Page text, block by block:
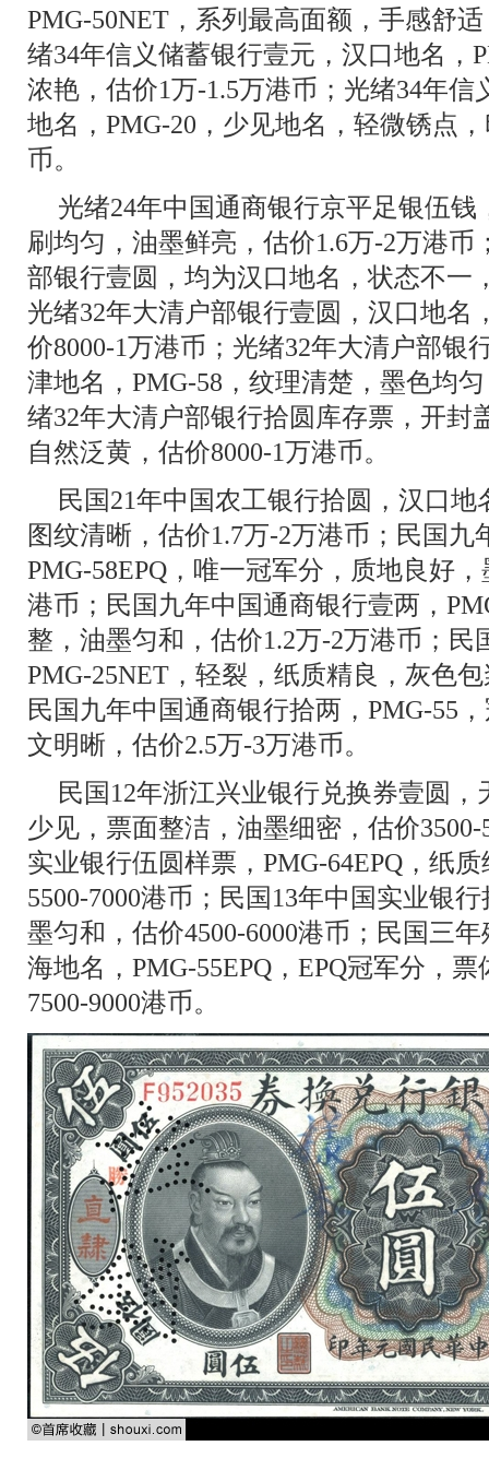
PMG-50NET，系列最高面额，手感舒
绪34年信义储蓄银行壹元，汉口地名，
浓艳，估价1万-1.5万港币；光绪34年
地名，PMG-20，少见地名，轻微锈点
币。
光绪24年中国通商银行京平足银伍钱
刷均匀，油墨鲜亮，估价1.6万-2万港币
部银行壹圆，均为汉口地名，状态不一
光绪32年大清户部银行壹圆，汉口地名
价8000-1万港币；光绪32年大清户部银
津地名，PMG-58，纹理清楚，墨色均
绪32年大清户部银行拾圆库存票，开封
自然泛黄，估价8000-1万港币。
民国21年中国农工银行拾圆，汉口地
图纹清晰，估价1.7万-2万港币；民国
PMG-58EPQ，唯一冠军分，质地良好
港币；民国九年中国通商银行壹两，
整，油墨匀和，估价1.2万-2万港币；
PMG-25NET，轻裂，纸质精良，灰色
民国九年中国通商银行拾两，PMG-55
文明晰，估价2.5万-3万港币。
民国12年浙江兴业银行兑换券壹圆，
少见，票面整洁，油墨细密，估价
实业银行伍圆样票，PMG-64EPQ，纸
5500-7000港币；民国13年中国实业银
墨匀和，估价4500-6000港币；民国三
海地名，PMG-55EPQ，EPQ冠军分，
7500-9000港币。